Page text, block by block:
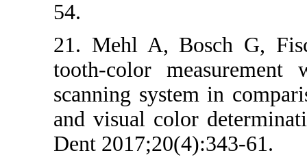
21. Mehl A,
tooth-color
scanning system
and visual color
Dent